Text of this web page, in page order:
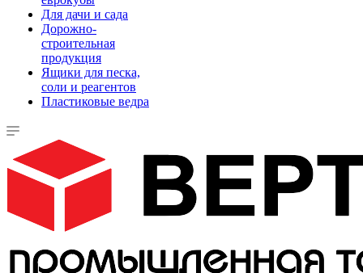
Для дачи и сада
Дорожно-
строительная
продукция
Ящики для песка,
соли и реагентов
Пластиковые ведра